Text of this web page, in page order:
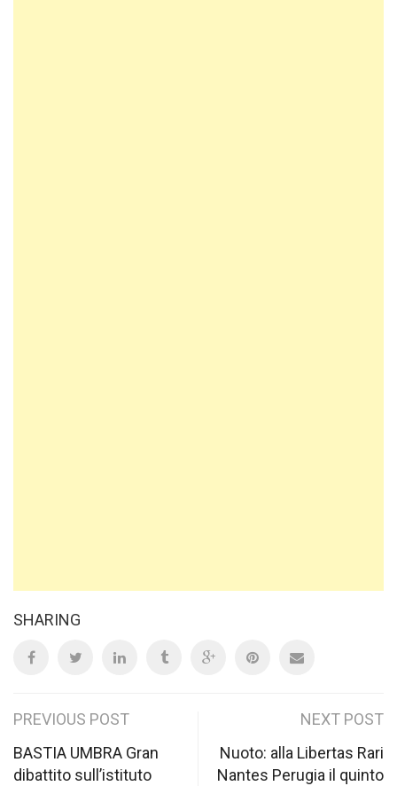
SHARING
Post
navigation
PREVIOUS POST
BASTIA UMBRA Gran
dibattito sull’istituto
NEXT POST
Nuoto: alla Libertas Rari
Nantes Perugia il quinto